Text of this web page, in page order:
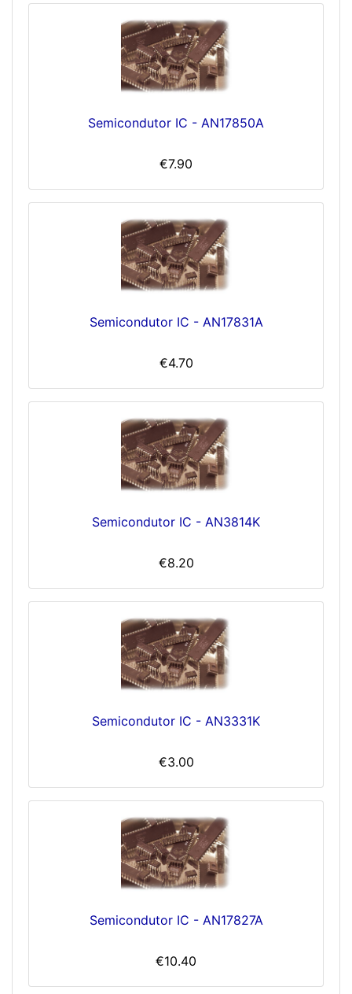
Semicondutor IC - AN17850A
€7.90
Semicondutor IC - AN17831A
€4.70
Semicondutor IC - AN3814K
€8.20
Semicondutor IC - AN3331K
€3.00
Semicondutor IC - AN17827A
€10.40